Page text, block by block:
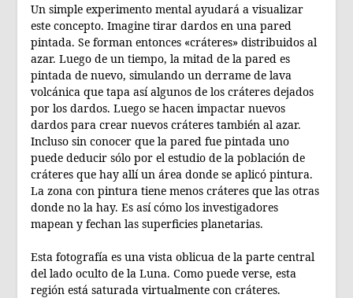
Un simple experimento mental ayudará a visualizar
este concepto. Imagine tirar dardos en una pared
pintada. Se forman entonces «cráteres» distribuidos al
azar. Luego de un tiempo, la mitad de la pared es
pintada de nuevo, simulando un derrame de lava
volcánica que tapa así algunos de los cráteres dejados
por los dardos. Luego se hacen impactar nuevos
dardos para crear nuevos cráteres también al azar.
Incluso sin conocer que la pared fue pintada uno
puede deducir sólo por el estudio de la población de
cráteres que hay allí un área donde se aplicó pintura.
La zona con pintura tiene menos cráteres que las otras
donde no la hay. Es así cómo los investigadores
mapean y fechan las superficies planetarias.
Esta fotografía es una vista oblicua de la parte central
del lado oculto de la Luna. Como puede verse, esta
región está saturada virtualmente con cráteres.